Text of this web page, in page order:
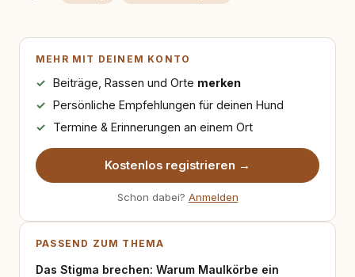
MEHR MIT DEINEM KONTO
Beiträge, Rassen und Orte merken
Persönliche Empfehlungen für deinen Hund
Termine & Erinnerungen an einem Ort
Kostenlos registrieren →
Schon dabei? Anmelden
PASSEND ZUM THEMA
Das Stigma brechen: Warum Maulkörbe ein